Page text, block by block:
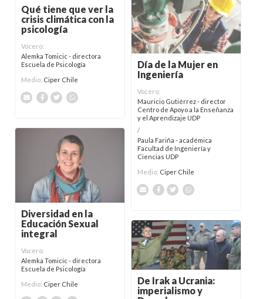
Qué tiene que ver la
crisis climática con la
psicología
Vocero:
Alemka Tomicic - directora
Escuela de Psicología
Medio: Ciper Chile
Día de la Mujer en
Ingeniería
Vocero:
Mauricio Gutiérrez - director
Centro de Apoyo a la Enseñanza
y el Aprendizaje UDP
/
Paula Fariña - académica
Facultad de Ingeniería y
Ciencias UDP
Medio: Ciper Chile
Diversidad en la
Educación Sexual
integral
Vocero:
Alemka Tomicic - directora
Escuela de Psicología
Medio: Ciper Chile
De Irak a Ucrania:
imperialismo y